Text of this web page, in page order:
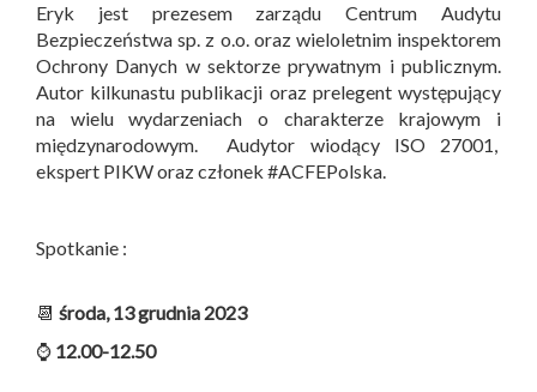
Eryk jest prezesem zarządu Centrum Audytu
Bezpieczeństwa sp. z o.o. oraz wieloletnim inspektorem
Ochrony Danych w sektorze prywatnym i publicznym.
Autor kilkunastu publikacji oraz prelegent występujący
na wielu wydarzeniach o charakterze krajowym i
międzynarodowym. Audytor wiodący ISO 27001,
ekspert PIKW oraz członek #ACFEPolska.
Spotkanie :
📆 środa, 13 grudnia 2023
⌚ 12.00-12.50